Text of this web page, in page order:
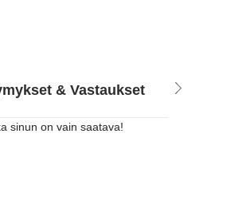
& Vastaukset
sinun on vain saatava!